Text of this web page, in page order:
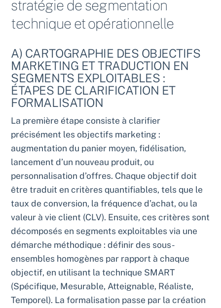
stratégie de segmentation
technique et opérationnelle
A) CARTOGRAPHIE DES OBJECTIFS
MARKETING ET TRADUCTION EN
SEGMENTS EXPLOITABLES :
ÉTAPES DE CLARIFICATION ET
FORMALISATION
La première étape consiste à clarifier
précisément les objectifs marketing :
augmentation du panier moyen, fidélisation,
lancement d’un nouveau produit, ou
personnalisation d’offres. Chaque objectif doit
être traduit en critères quantifiables, tels que le
taux de conversion, la fréquence d’achat, ou la
valeur à vie client (CLV). Ensuite, ces critères sont
décomposés en segments exploitables via une
démarche méthodique : définir des sous-
ensembles homogènes par rapport à chaque
objectif, en utilisant la technique SMART
(Spécifique, Mesurable, Atteignable, Réaliste,
Temporel). La formalisation passe par la création